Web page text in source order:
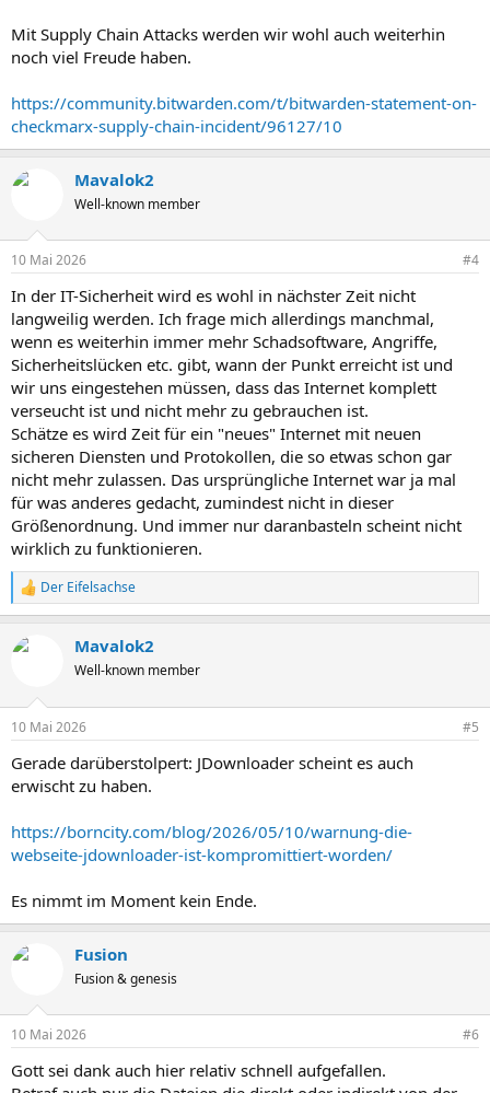
Mit Supply Chain Attacks werden wir wohl auch weiterhin
noch viel Freude haben.
https://community.bitwarden.com/t/bitwarden-statement-on-
checkmarx-supply-chain-incident/96127/10
Mavalok2
Well-known member
10 Mai 2026 #4
In der IT-Sicherheit wird es wohl in nächster Zeit nicht
langweilig werden. Ich frage mich allerdings manchmal,
wenn es weiterhin immer mehr Schadsoftware, Angriffe,
Sicherheitslücken etc. gibt, wann der Punkt erreicht ist und
wir uns eingestehen müssen, dass das Internet komplett
verseucht ist und nicht mehr zu gebrauchen ist.
Schätze es wird Zeit für ein "neues" Internet mit neuen
sicheren Diensten und Protokollen, die so etwas schon gar
nicht mehr zulassen. Das ursprüngliche Internet war ja mal
für was anderes gedacht, zumindest nicht in dieser
Größenordnung. Und immer nur daranbasteln scheint nicht
wirklich zu funktionieren.
R
e
k
e
:
Der Eifelsachse
Mavalok2
Well-known member
10 Mai 2026 #5
Gerade darüberstolpert: JDownloader scheint es auch
erwischt zu haben.
https://borncity.com/blog/2026/05/10/warnung-die-
webseite-jdownloader-ist-kompromittiert-worden/
Es nimmt im Moment kein Ende.
Fusion
Fusion & genesis
10 Mai 2026 #6
Gott sei dank auch hier relativ schnell aufgefallen.